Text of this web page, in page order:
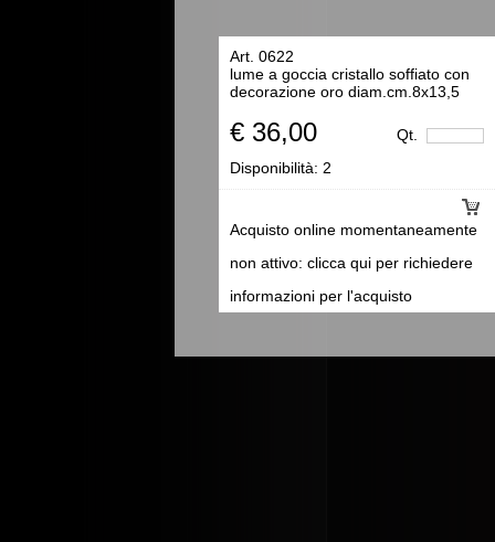
Art. 0622
lume a goccia cristallo soffiato con
decorazione oro diam.cm.8x13,5
€ 36,00 Qt.
Acquisto online momentaneamente
non attivo: clicca qui per richiedere
informazioni per l'acquisto
Disponibilità: 2